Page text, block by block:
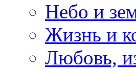
Небо и
Жизнь и
Любовь,